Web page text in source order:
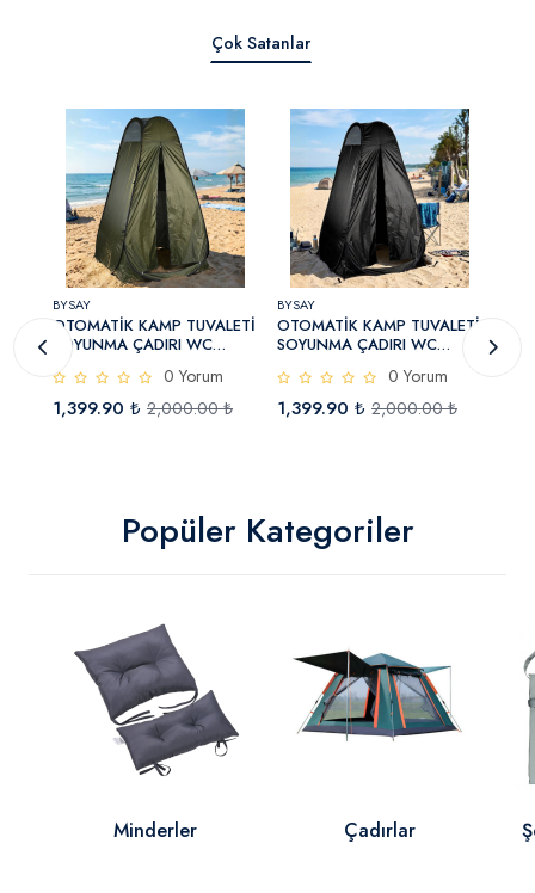
Çok Satanlar
BYSAY
OTOMATİK KAMP TUVALETİ
SOYUNMA ÇADIRI WC
125X125X210 (YEŞİL)
0 Yorum
1,399.90 ₺ 2,000.00 ₺
BYSAY
OTOMATİK KAMP TUVALETİ
SOYUNMA ÇADIRI WC
125X125X210 (SİYAH)
0 Yorum
1,399.90 ₺ 2,000.00 ₺
Popüler Kategoriler
Minderler Çadırlar